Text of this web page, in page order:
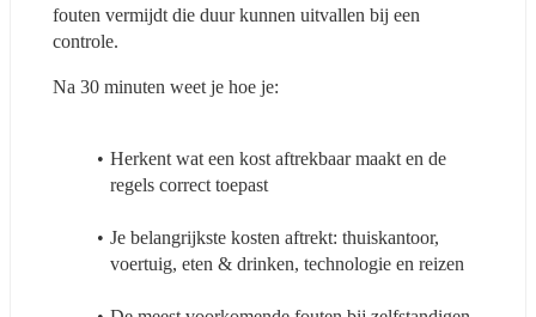
fouten vermijdt die duur kunnen uitvallen bij een
controle.
Na 30 minuten weet je hoe je:
Herkent wat een kost aftrekbaar maakt en de
regels correct toepast
Je belangrijkste kosten aftrekt: thuiskantoor,
voertuig, eten & drinken, technologie en reizen